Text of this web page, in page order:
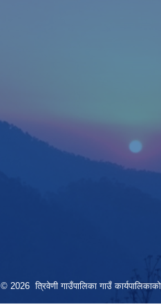
© 2026 त्रिवेणी गाउँपालिका गाउँ